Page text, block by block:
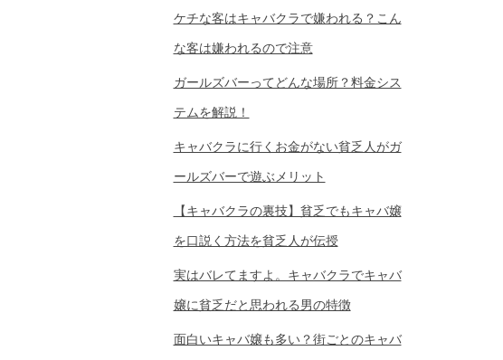
ケチな客はキャバクラで嫌われる？こん
な客は嫌われるので注意
ガールズバーってどんな場所？料金シス
テムを解説！
キャバクラに行くお金がない貧乏人がガ
ールズバーで遊ぶメリット
【キャバクラの裏技】貧乏でもキャバ嬢
を口説く方法を貧乏人が伝授
実はバレてますよ。キャバクラでキャバ
嬢に貧乏だと思われる男の特徴
面白いキャバ嬢も多い？街ごとのキャバ